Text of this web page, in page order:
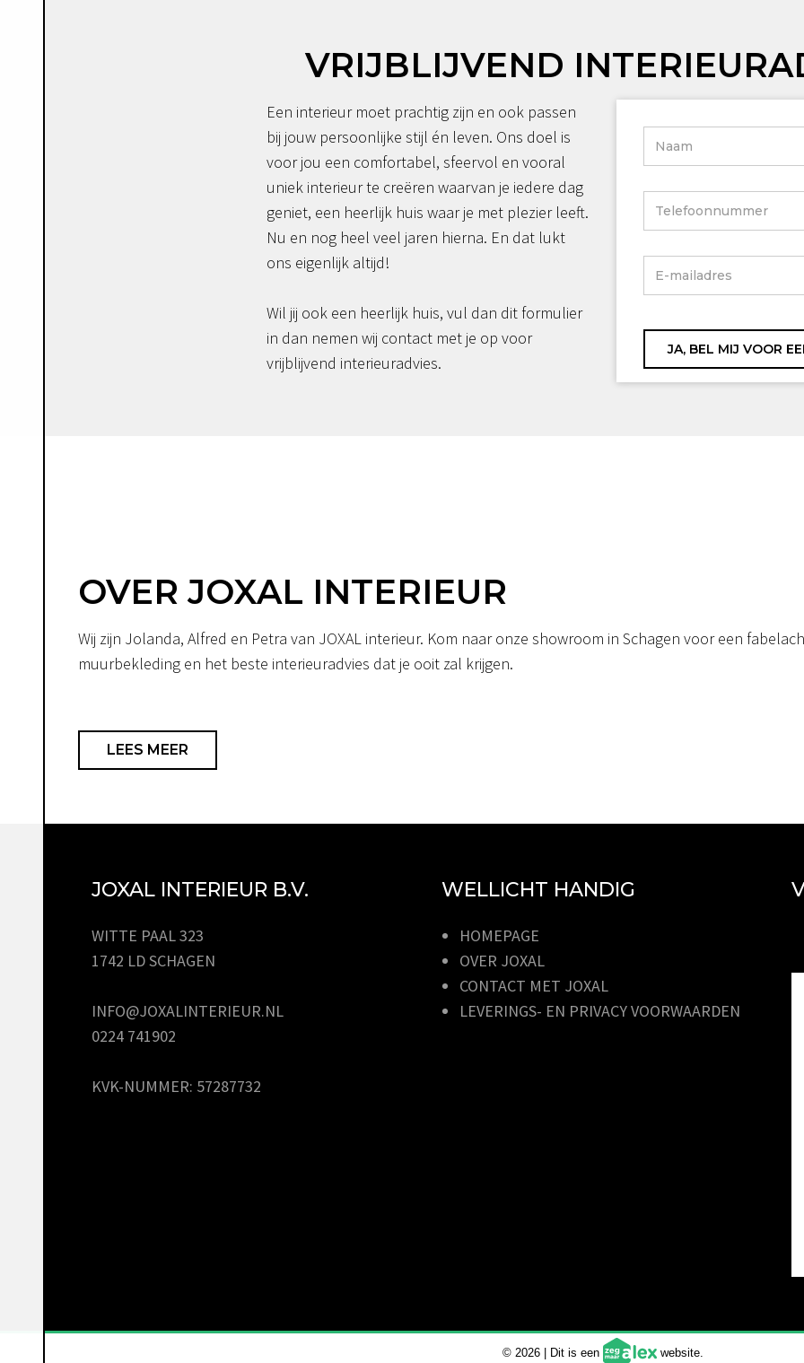
VRIJBLIJVEND
Een interieur moet prachtig zijn en ook passen
bij jouw persoonlijke stijl én leven. Ons doel is
voor jou een comfortabel, sfeervol en vooral
uniek interieur te creëren waarvan je iedere dag
geniet, een heerlijk huis waar je met plezier leeft.
Nu en nog heel veel jaren hierna. En dat lukt
ons eigenlijk altijd!
Wil jij ook een heerlijk huis, vul dan dit formulier
in dan nemen wij contact met je op voor
vrijblijvend interieuradvies.
OVER JOXAL INTERIEUR
Wij zijn Jolanda, Alfred en Petra van JOXAL interieur. Kom naar onze showroom in Schagen voor een
muurbekleding en het beste interieuradvies dat je ooit zal krijgen.
LEES MEER
JOXAL INTERIEUR B.V.
WITTE PAAL 323
1742 LD SCHAGEN
INFO@JOXALINTERIEUR.NL
0224 741902
KVK-NUMMER: 57287732
WELLICHT HANDIG
HOMEPAGE
OVER JOXAL
CONTACT MET JOXAL
LEVERINGS- EN PRIVACY VOORWAARDEN
© 2026 | Dit is een website.